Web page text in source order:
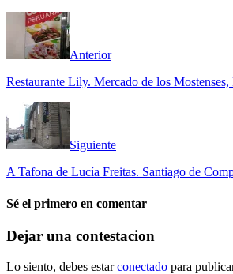
Anterior
Restaurante Lily. Mercado de los
Siguiente
A Tafona de Lucía Freitas. Santiago de
Sé el primero en comentar
Dejar una contestacion
Lo siento, debes estarconectado para